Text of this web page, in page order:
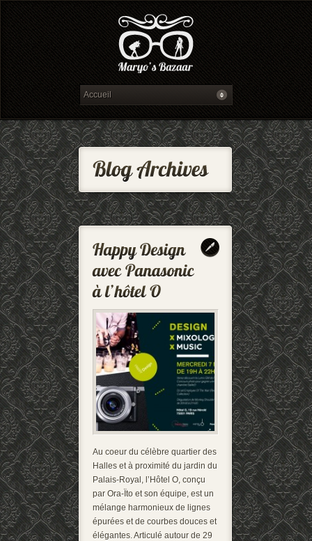
Au coeur du célèbre quartier des
Halles et à proximité du jardin du
Palais-Royal, l’Hôtel O, conçu
par Ora-Ïto et son équipe, est un
mélange harmonieux de lignes
épurées et de courbes douces et
élégantes. Articulé autour de 29